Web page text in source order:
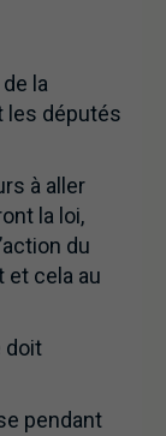
la
les députés
à aller
la loi,
du
et cela au
doit
pendant